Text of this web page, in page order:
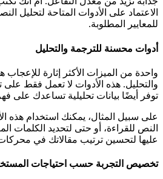
الاعتماد على الأدوات المتاحة لتحليل
للمعايير المطلوبة.
أدوات محسنة للترجمة والتحليل
واحدة من الميزات الأكثر إثارة للإعجاب
والتحليل. هذه الأدوات لا تعمل فقط
توفر أيضًا بيانات تحليلية تساعدك على
على سبيل المثال، يمكنك استخدام هذه
النص للقراءة، أو حتى لتحديد الكلمات
عليها لتحسين ترتيب مقالاتك في
تخصيص التجربة حسب احتياجات